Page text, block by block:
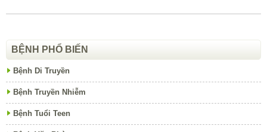
BỆNH PHỔ BIẾN
Bệnh Di Truyền
Bệnh Truyền Nhiễm
Bệnh Tuổi Teen